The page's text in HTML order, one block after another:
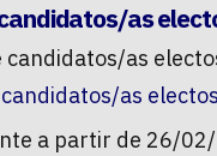
as
as
as
a partir de 26/